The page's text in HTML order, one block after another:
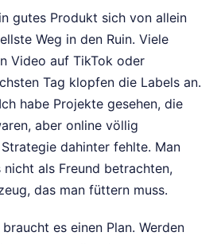
gutes Produkt sich von allein
Weg in den Ruin. Viele
Video auf TikTok oder
Tag klopfen die Labels an.
habe Projekte gesehen, die
aber online völlig
dahinter fehlte. Man
als Freund betrachten,
das man füttern muss.
es einen Plan. Werden